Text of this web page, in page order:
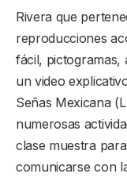
Rivera que
reproducciones
fácil, pictogramas,
un video
Señas Mexicana
numerosas
clase muestra
comunicarse con